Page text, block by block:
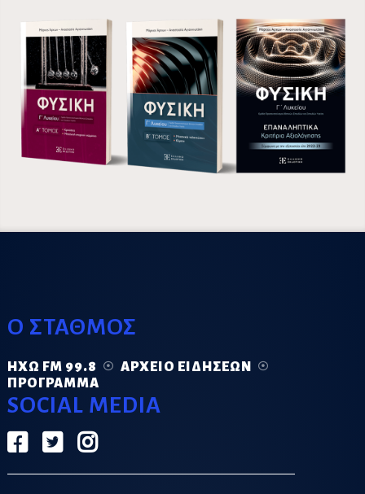
Ο ΣΤΑΘΜΟΣ
ΗΧΏ FM 99.8
ΑΡΧΕΊΟ ΕΙΔΉΣΕΩΝ
ΠΡΌΓΡΑΜΜΑ
SOCIAL MEDIA